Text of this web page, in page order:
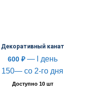
Декоративный канат
600 ₽— l день
150— со 2-го дня
Доступно 10 шт